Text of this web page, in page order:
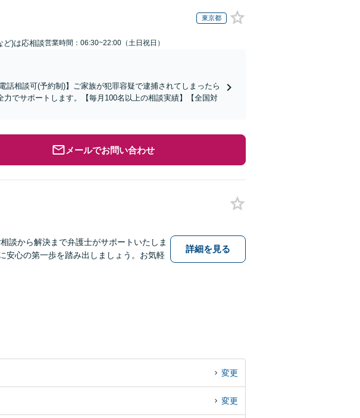
東京都
ど)は応相談営業時間：06:30~22:00（土日祝日）
話相談可(予約制)】ご家族が犯罪容疑で逮捕されてしまったら
でサポートします。【毎月100名以上の相談実績】【全国対
メールでお問い合わせ
から解決まで弁護士がサポートいたしま
安心の第一歩を踏み出しましょう。お気軽
詳細を見る
変更
変更